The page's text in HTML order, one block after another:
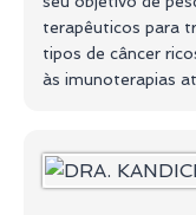
terapêuticos para
tipos de câncer
às imunoterapias